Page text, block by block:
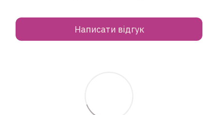
Написати відгук